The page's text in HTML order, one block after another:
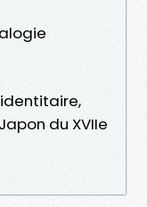
du XVIIe